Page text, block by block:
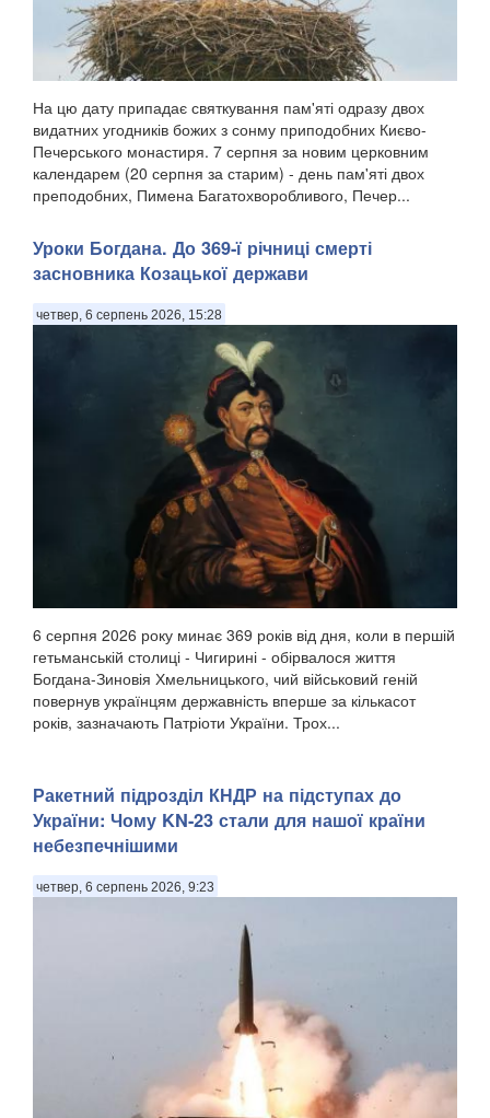
На цю дату припадає святкування пам'яті одразу двох
видатних угодників божих з сонму приподобних Києво-
Печерського монастиря. 7 серпня за новим церковним
календарем (20 серпня за старим) - день пам'яті двох
преподобних, Пимена Багатохворобливого, Печер...
Уроки Богдана. До 369-ї річниці смерті
засновника Козацької держави
четвер, 6 серпень 2026, 15:28
6 серпня 2026 року минає 369 років від дня, коли в першій
гетьманській столиці - Чигирині - обірвалося життя
Богдана-Зиновія Хмельницького, чий військовий геній
повернув українцям державність вперше за кількасот
років, зазначають Патріоти України. Трох...
Ракетний підрозділ КНДР на підступах до
України: Чому KN-23 стали для нашої країни
небезпечнішими
четвер, 6 серпень 2026, 9:23